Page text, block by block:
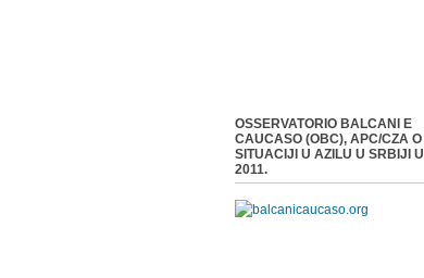
OSSERVATORIO BALCANI E
CAUCASO (OBC), APC/CZA O
SITUACIJI U AZILU U SRBIJI U
2011.